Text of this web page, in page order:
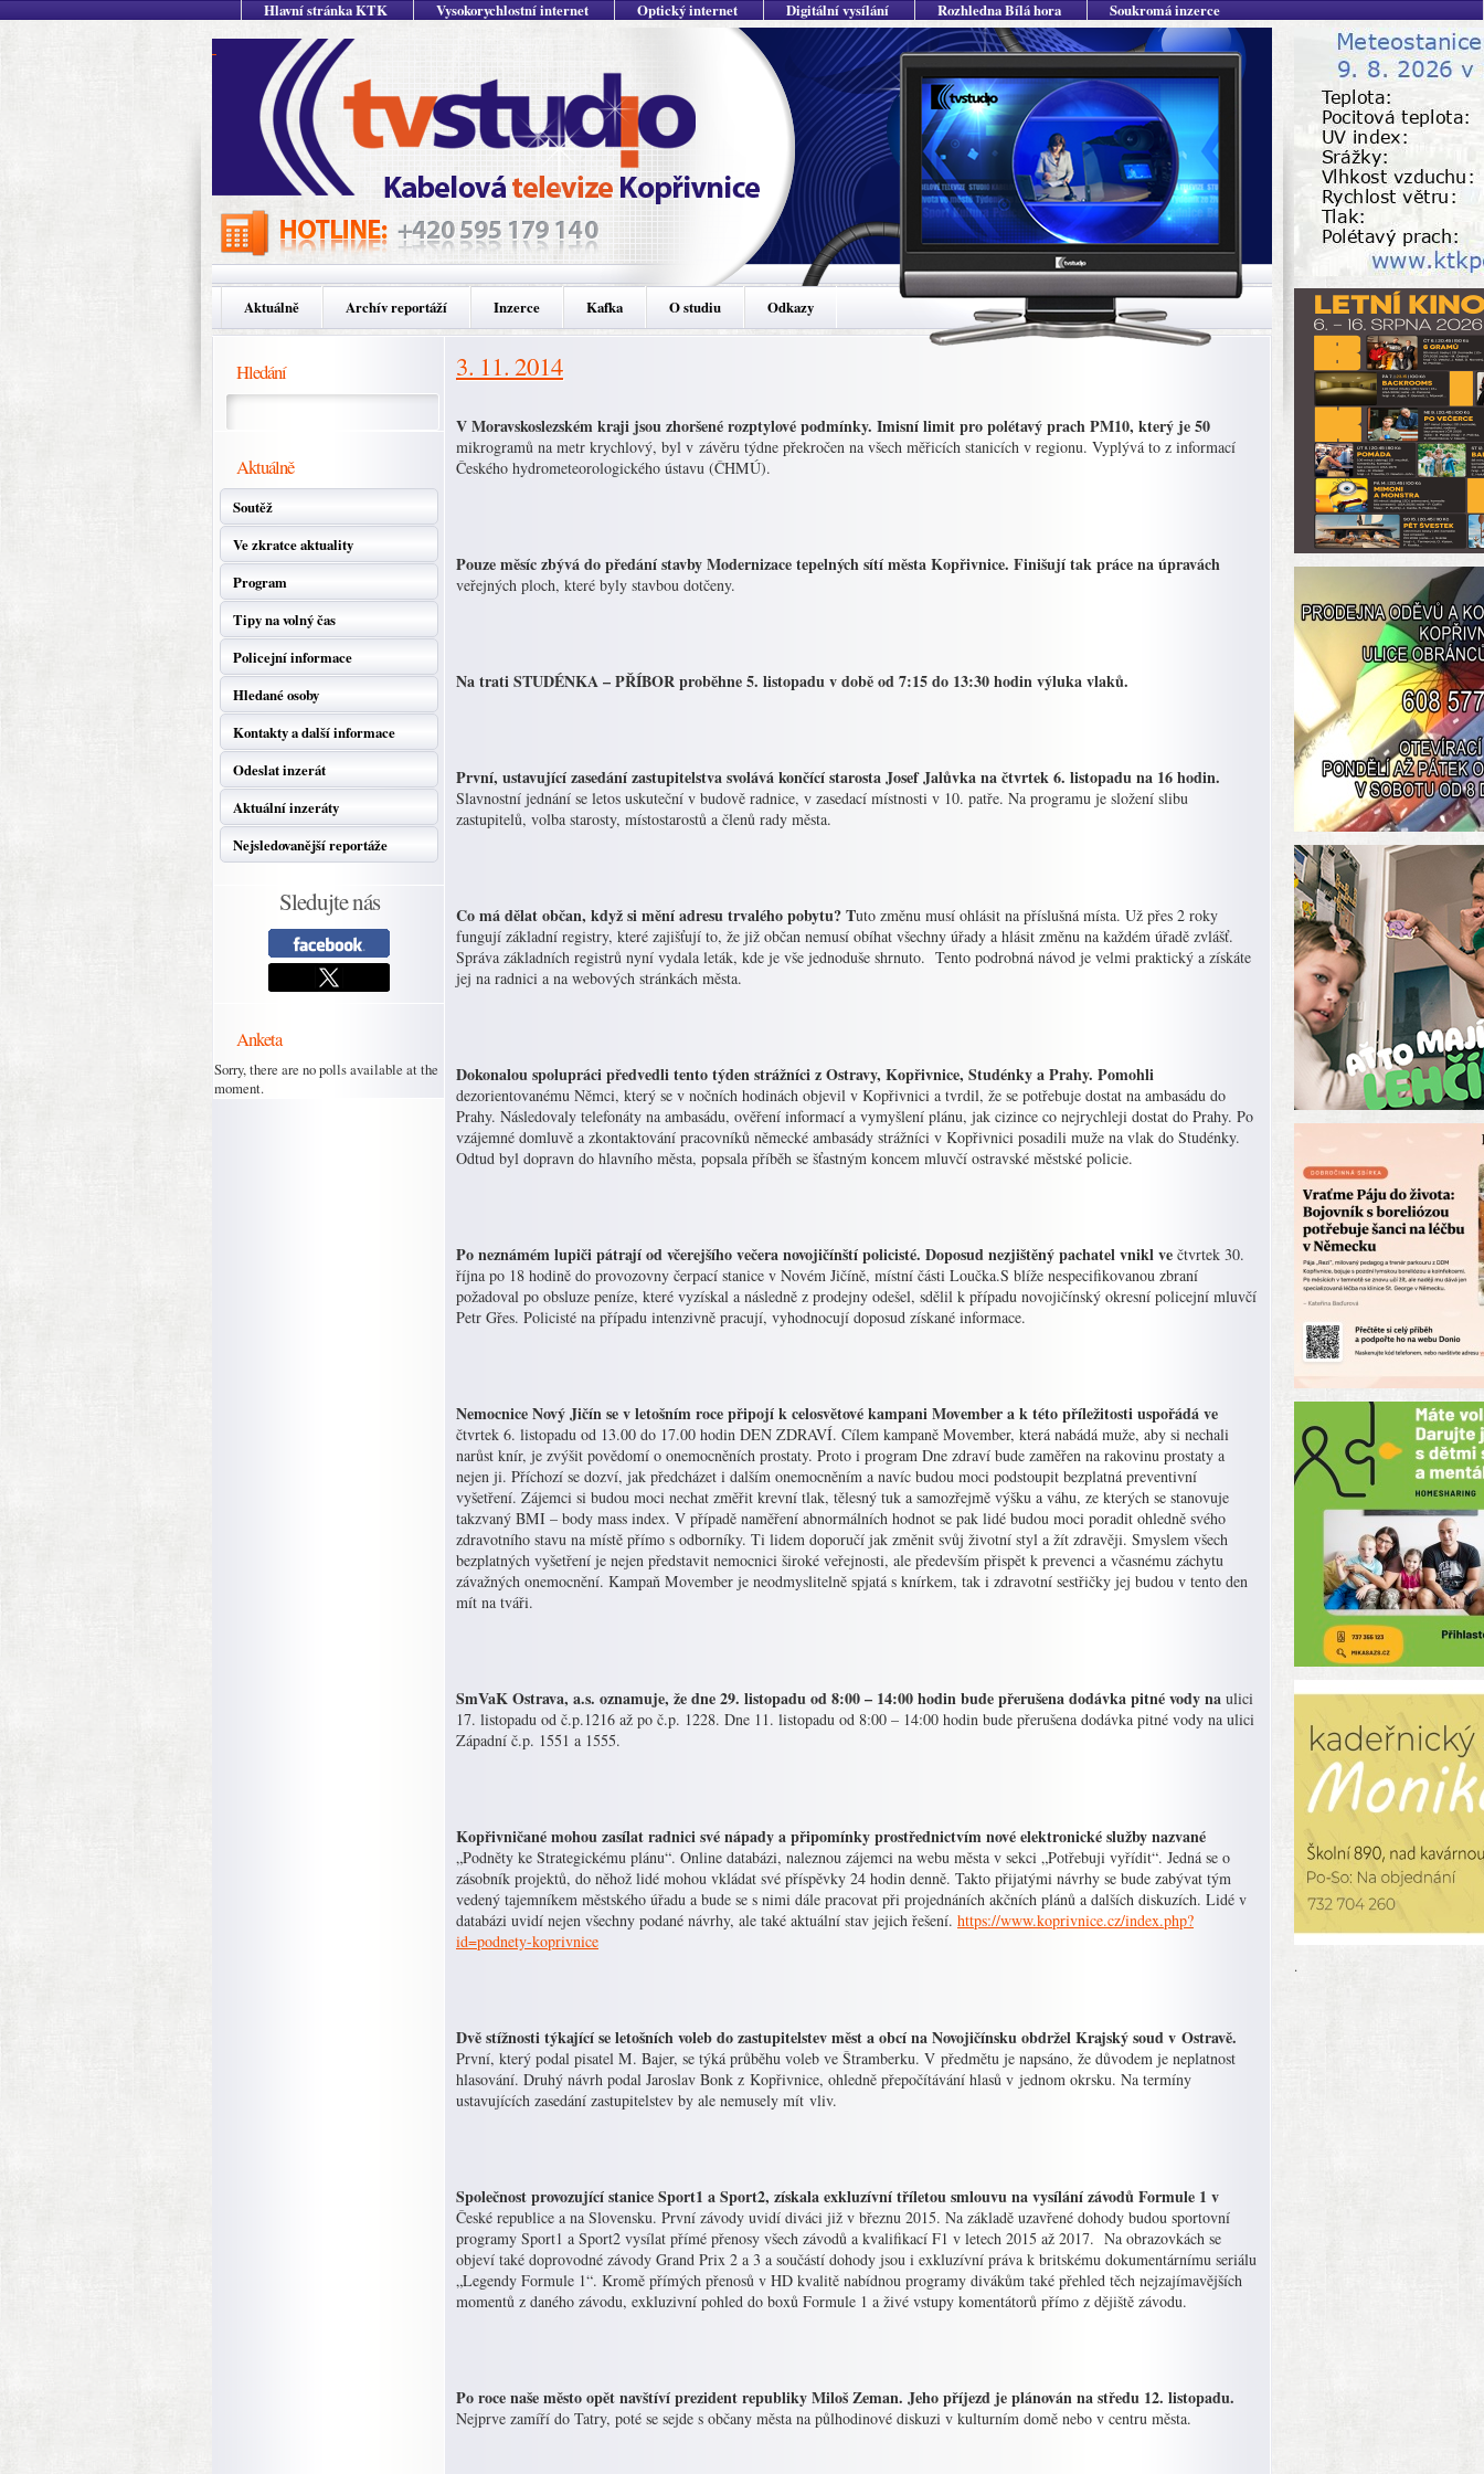
Hlavní stránka KTK Vysokorychlostní internet Optický internet Digitální vysílání Rozhledna Bílá hora Soukromá inzerce
Aktuálně Archív reportáží Inzerce Kafka O studiu Odkazy
Hledání
Aktuálně
Soutěž
Ve zkratce aktuality
Program
Tipy na volný čas
Policejní informace
Hledané osoby
Kontakty a další informace
Odeslat inzerát
Aktuální inzeráty
Nejsledovanější reportáže
Sledujte nás
Anketa
Sorry, there are no polls available at the
moment.
3. 11. 2014
V Moravskoslezském kraji jsou zhoršené rozptylové podmínky. Imisní limit pro polétavý prach PM10, který je 50
mikrogramů na metr krychlový, byl v závěru týdne překročen na všech měřicích stanicích v regionu. Vyplývá to z informací
Českého hydrometeorolo­gického ústavu (ČHMÚ).
Pouze měsíc zbývá do předání stavby Modernizace tepelných sítí města Kopřivnice. Finišují tak práce na úpravách
veřejných ploch, které byly stavbou dotčeny.
Na trati STUDÉNKA – PŘÍBOR proběhne 5. listopadu v době od 7:15 do 13:30 hodin výluka vlaků.
První, ustavující zasedání zastupitelstva svolává končící starosta Josef Jalůvka na čtvrtek 6. listopadu na 16 hodin.
Slavnostní jednání se letos uskuteční v budově radnice, v zasedací místnosti v 10. patře. Na programu je složení slibu
zastupitelů, volba starosty, místostarostů a členů rady města.
Co má dělat občan, když si mění adresu trvalého pobytu? Tuto změnu musí ohlásit na příslušná místa. Už přes 2 roky
fungují základní registry, které zajišťují to, že již občan nemusí obíhat všechny úřady a hlásit změnu na každém úřadě zvlášť.
Správa základních registrů nyní vydala leták, kde je vše jednoduše shrnuto. Tento podrobná návod je velmi praktický a získáte
jej na radnici a na webových stránkách města.
Dokonalou spolupráci předvedli tento týden strážníci z Ostravy, Kopřivnice, Studénky a Prahy. Pomohli
dezorientovanému Němci, který se v nočních hodinách objevil v Kopřivnici a tvrdil, že se potřebuje dostat na ambasádu do
Prahy. Následovaly telefonáty na ambasádu, ověření informací a vymyšlení plánu, jak cizince co nejrychleji dostat do Prahy. Po
vzájemné domluvě a zkontaktování pracovníků německé ambasády strážníci v Kopřivnici posadili muže na vlak do Studénky.
Odtud byl dopravn do hlavního města, popsala příběh se šťastným koncem mluvčí ostravské městské policie.
Po neznámém lupiči pátrají od včerejšího večera novojičínští policisté. Doposud nezjištěný pachatel vnikl ve čtvrtek 30.
října po 18 hodině do provozovny čerpací stanice v Novém Jičíně, místní části Loučka.S blíže nespecifikovanou zbraní
požadoval po obsluze peníze, které vyzískal a následně z prodejny odešel, sdělil k případu novojičínský okresní policejní mluvčí
Petr Gřes. Policisté na případu intenzivně pracují, vyhodnocují doposud získané informace.
Nemocnice Nový Jičín se v letošním roce připojí k celosvětové kampani Movember a k této příležitosti uspořádá ve
čtvrtek 6. listopadu od 13.00 do 17.00 hodin DEN ZDRAVÍ. Cílem kampaně Movember, která nabádá muže, aby si nechali
narůst knír, je zvýšit povědomí o onemocněních prostaty. Proto i program Dne zdraví bude zaměřen na rakovinu prostaty a
nejen ji. Příchozí se dozví, jak předcházet i dalším onemocněním a navíc budou moci podstoupit bezplatná preventivní
vyšetření. Zájemci si budou moci nechat změřit krevní tlak, tělesný tuk a samozřejmě výšku a váhu, ze kterých se stanovuje
takzvaný BMI – body mass index. V případě naměření abnormálních hodnot se pak lidé budou moci poradit ohledně svého
zdravotního stavu na místě přímo s odborníky. Ti lidem doporučí jak změnit svůj životní styl a žít zdravěji. Smyslem všech
bezplatných vyšetření je nejen představit nemocnici široké veřejnosti, ale především přispět k prevenci a včasnému záchytu
závažných onemocnění. Kampaň Movember je neodmyslitelně spjatá s knírkem, tak i zdravotní sestřičky jej budou v tento den
mít na tváři.
SmVaK Ostrava, a.s. oznamuje, že dne 29. listopadu od 8:00 – 14:00 hodin bude přerušena dodávka pitné vody na ulici
17. listopadu od č.p.1216 až po č.p. 1228. Dne 11. listopadu od 8:00 – 14:00 hodin bude přerušena dodávka pitné vody na ulici
Západní č.p. 1551 a 1555.
Kopřivničané mohou zasílat radnici své nápady a připomínky prostřednictvím nové elektronické služby nazvané
„Podněty ke Strategickému plánu“. Online databázi, naleznou zájemci na webu města v sekci „Potřebuji vyřídit“. Jedná se o
zásobník projektů, do něhož lidé mohou vkládat své příspěvky 24 hodin denně. Takto přijatými návrhy se bude zabývat tým
vedený tajemníkem městského úřadu a bude se s nimi dále pracovat při projednáních akčních plánů a dalších diskuzích. Lidé v
databázi uvidí nejen všechny podané návrhy, ale také aktuální stav jejich řešení. https://www.koprivnice.cz/index.php?
id=podnety-koprivnice
Dvě stížnosti týkající se letošních voleb do zastupitelstev měst a obcí na Novojičínsku obdržel Krajský soud v Ostravě.
První, který podal pisatel M. Bajer, se týká průběhu voleb ve Štramberku. V předmětu je napsáno, že důvodem je neplatnost
hlasování. Druhý návrh podal Jaroslav Bonk z Kopřivnice, ohledně přepočítávání hlasů v jednom okrsku. Na termíny
ustavujících zasedání zastupitelstev by ale nemusely mít vliv.
Společnost provozující stanice Sport1 a Sport2, získala exkluzívní tříletou smlouvu na vysílání závodů Formule 1 v
České republice a na Slovensku. První závody uvidí diváci již v březnu 2015. Na základě uzavřené dohody budou sportovní
programy Sport1 a Sport2 vysílat přímé přenosy všech závodů a kvalifikací F1 v letech 2015 až 2017. Na obrazovkách se
objeví také doprovodné závody Grand Prix 2 a 3 a součástí dohody jsou i exkluzívní práva k britskému dokumentárnímu seriálu
„Legendy Formule 1“. Kromě přímých přenosů v HD kvalitě nabídnou programy divákům také přehled těch nejzajímavějších
momentů z daného závodu, exkluzivní pohled do boxů Formule 1 a živé vstupy komentátorů přímo z dějiště závodu.
Po roce naše město opět navštíví prezident republiky Miloš Zeman. Jeho příjezd je plánován na středu 12. listopadu.
Nejprve zamíří do Tatry, poté se sejde s občany města na půlhodinové diskuzi v kulturním domě nebo v centru města.
.